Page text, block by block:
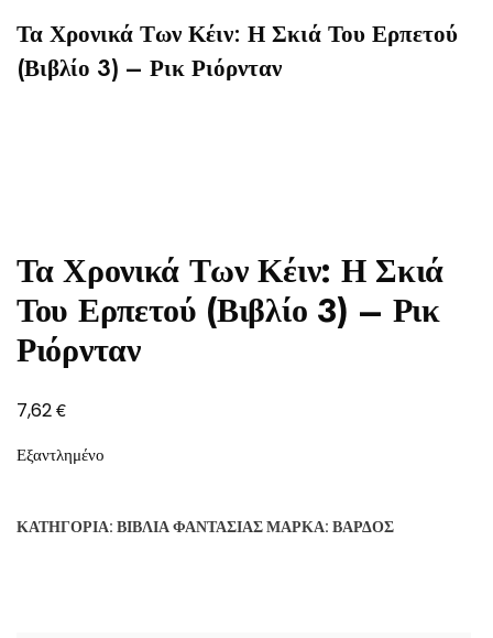
Τα Χρονικά Των Κέιν: Η Σκιά Του Ερπετού
(Βιβλίο 3) – Ρικ Ριόρνταν
Τα Χρονικά Των Κέιν: Η Σκιά
Του Ερπετού (Βιβλίο 3) – Ρικ
Ριόρνταν
7,62€
Εξαντλημένο
ΚΑΤΗΓΟΡΊΑ: ΒΙΒΛΊΑ ΦΑΝΤΑΣΊΑΣΜΆΡΚΑ: ΒΆΡΔΟΣ